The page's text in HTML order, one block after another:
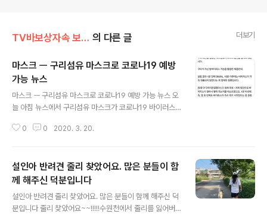
TV바보상자속 보물찾기/핫이슈 의 다른 글 더보기
마스크 ㅡ 구리섬유 마스크로 코로나19 예방
가능 뉴스
마스크 ㅡ 구리섬유 마스크로 코로나19 예방 가능 뉴스 오
늘 아침 뉴스에서 구리섬유 마스크가 코로나19 바이러스
건 이미 알려진 사실이다 이번 코로나19 사태에 마스크 대
합한 특수 섬유로 만든 구리섬유 마스크에 실험을 해보니 1
분 만에 바이러스가 99.8% 감소했고 10분 후에는 바이러
스가 거의 검출되지 않았다고 한다 구리가 코로나19에 효
과가 얼마나 있을지 미국 국립보건원 등에서 실험을 했는
0 0 2020. 3. 20.
설인아 반려견 줄리 찾았어요. 많은 분들이 함
께 해주신 덕분입니다
설인아 반려견 줄리 찾았어요. 많은 분들이 함께 해주신 덕
분입니다 줄리 찾았어요~~!!!!!수원천에서 줄리를 잃어버